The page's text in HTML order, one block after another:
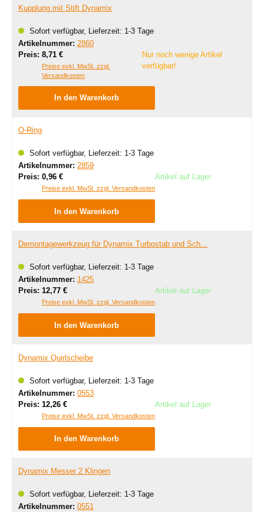
Kupplung mit Stift Dynamix
Sofort verfügbar, Lieferzeit: 1-3 Tage
Artikelnummer: 2860
Preis: Regulärer Preis:
8,71 €
Preise exkl. MwSt. zzgl.
Versandkosten
Nur noch wenige Artikel
verfügbar!
In den Warenkorb
O-Ring
Sofort verfügbar, Lieferzeit: 1-3 Tage
Artikelnummer: 2859
Preis: Regulärer Preis:
0,96 €
Preise exkl. MwSt. zzgl. Versandkosten
Artikel auf Lager
In den Warenkorb
Demontagewerkzeug für Dynamix Turbostab und Sch...
Sofort verfügbar, Lieferzeit: 1-3 Tage
Artikelnummer: 1425
Preis: Regulärer Preis:
12,77 €
Preise exkl. MwSt. zzgl. Versandkosten
Artikel auf Lager
In den Warenkorb
Dynamix Quirlscheibe
Sofort verfügbar, Lieferzeit: 1-3 Tage
Artikelnummer: 0553
Preis: Regulärer Preis:
12,26 €
Preise exkl. MwSt. zzgl. Versandkosten
Artikel auf Lager
In den Warenkorb
Dynamix Messer 2 Klingen
Sofort verfügbar, Lieferzeit: 1-3 Tage
Artikelnummer: 0551